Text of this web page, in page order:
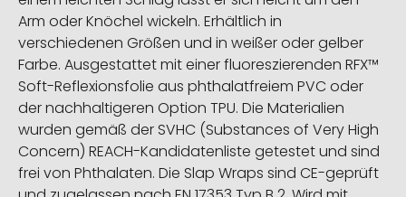
Arm oder Knöchel wickeln. Erhältlich in
verschiedenen Größen und in weißer oder gelber
Farbe. Ausgestattet mit einer fluoreszierenden RFX™
Soft-Reflexionsfolie aus phthalatfreiem PVC oder
der nachhaltigeren Option TPU. Die Materialien
wurden gemäß der SVHC (Substances of Very High
Concern) REACH-Kandidatenliste getestet und sind
frei von Phthalaten. Die Slap Wraps sind CE-geprüft